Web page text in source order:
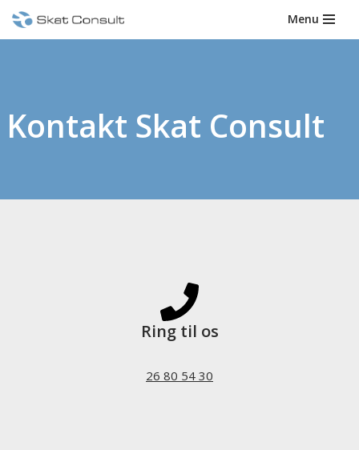
Spring
Menu
Kontakt Skat Consult
Ring til os
26 80 54 30